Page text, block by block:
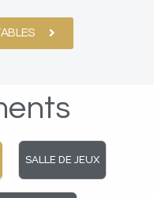
SALLE DE JEUX